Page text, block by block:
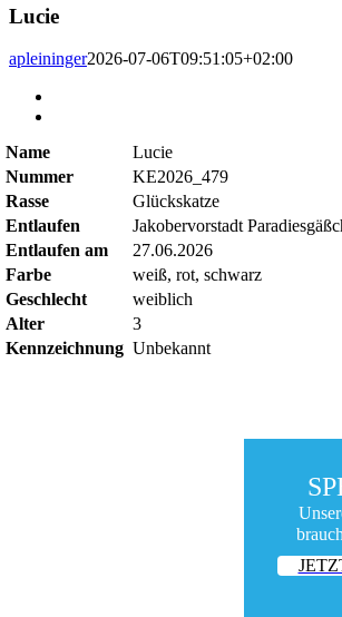
Lucie
apleininger2026-07-06T09:51:05+02:00
Name
Lucie
Nummer
KE2026_479
Rasse
Glückskatze
Entlaufen
Jakobervorstadt
Entlaufen am
27.06.2026
Farbe
weiß, rot, schwarz
Geschlecht
weiblich
Alter
3
Kennzeichnung Unbekannt